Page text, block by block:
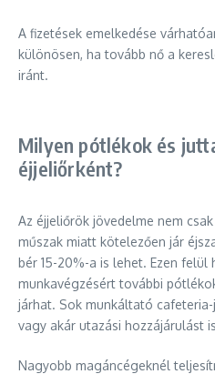
A fizetések emelkedése
különösen, ha tovább nő a
iránt.
Milyen pótlékok és
éjjeliőrként?
Az éjjeliőrök jövedelme nem
műszak miatt kötelezően jár
bér 15-20%-a is lehet. Ezen felül
munkavégzésért további
járhat. Sok munkáltató
vagy akár utazási hozzájárulást
Nagyobb magáncégeknél